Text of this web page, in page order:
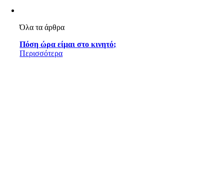
Όλα τα άρθρα
Πόση ώρα είμαι στο κινητό;
Περισσότερα